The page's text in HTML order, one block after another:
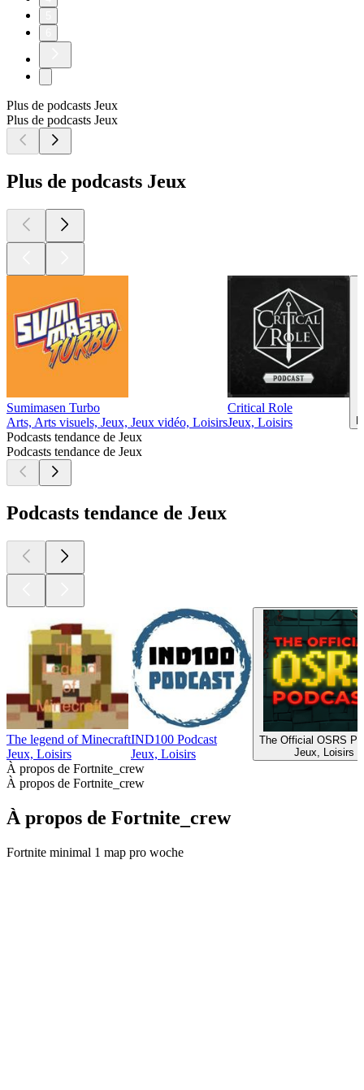
Plus de podcasts Jeux
Plus de podcasts Jeux
Plus de podcasts Jeux
Sumimasen Turbo
Arts, Arts visuels, Jeux, Jeux vidéo, Loisirs
Critical Role
Jeux, Loisirs
Podcasts tendance de Jeux
Podcasts tendance de Jeux
Podcasts tendance de Jeux
The legend of Minecraft
Jeux, Loisirs
IND100 Podcast
Jeux, Loisirs
The Official OSRS
Jeux, Loisirs
À propos de Fortnite_crew
À propos de Fortnite_crew
À propos de Fortnite_crew
Fortnite minimal 1 map pro woche